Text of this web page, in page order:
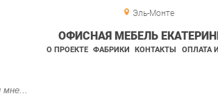
Эль-Монте
ОФИСНАЯ МЕБЕЛЬ
О ПРОЕКТЕ ФАБРИКИ КОНТАКТЫ ОПЛАТА